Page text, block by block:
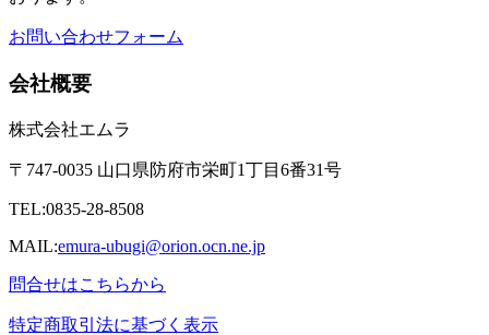
お問い合わせフォーム
会社概要
株式会社エムラ
〒747-0035 山口県防府市栄町1丁目6番31号
TEL:0835-28-8508
MAIL:emura-ubugi@orion.ocn.ne.jp
問合せはこちらから
特定商取引法に基づく表示